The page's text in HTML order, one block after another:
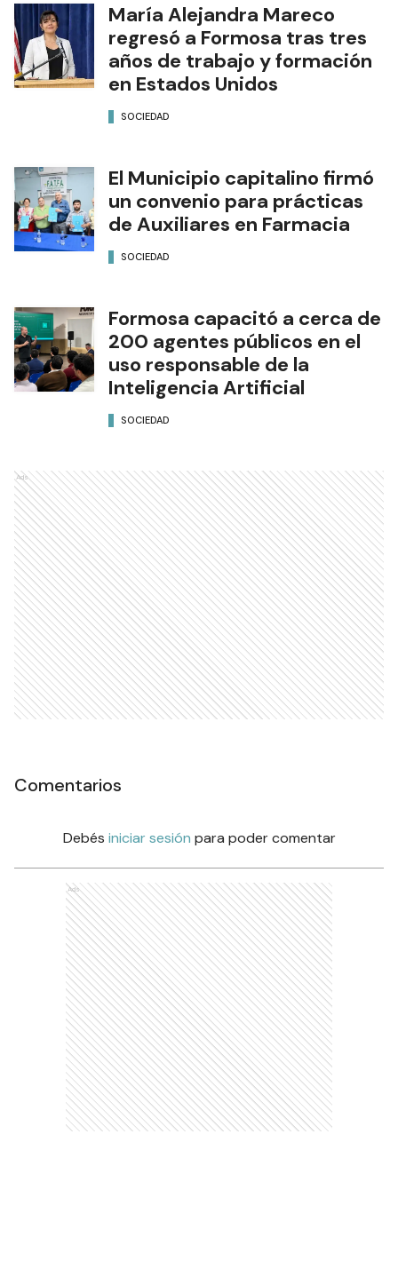
María Alejandra Mareco
regresó a Formosa tras tres
años de trabajo y formación
en Estados Unidos
SOCIEDAD
El Municipio capitalino firmó
un convenio para prácticas
de Auxiliares en Farmacia
SOCIEDAD
Formosa capacitó a cerca de
200 agentes públicos en el
uso responsable de la
Inteligencia Artificial
SOCIEDAD
Ads
Comentarios
Debés iniciar sesión para poder comentar
Ads